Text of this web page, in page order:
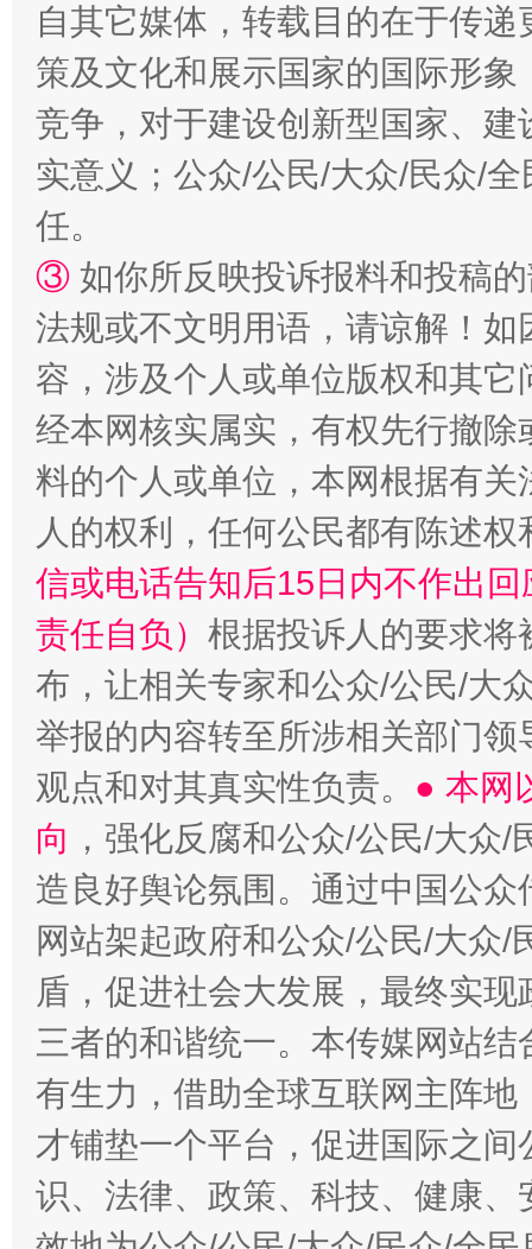
自其它媒体，转载目的在于传
策及文化和展示国家的国际形
竞争，对于建设创新型国家、
实意义；公众/公民/大众/民众/
任。
③ 如你所反映投诉报料和投稿
法规或不文明用语，请谅解！
容，涉及个人或单位版权和其它
经本网核实属实，有权先行撤
料的个人或单位，本网根据有
人的权利，任何公民都有陈述
信或电话告知后15日内不作出
责任自负） 根据投诉人的要求将
布，让相关专家和公众/公民/大
举报的内容转至所涉相关部门
观点和对其真实性负责。 ● 本网
向 ，强化反腐和公众/公民/大众
造良好舆论氛围。通过中国公
网站架起政府和公众/公民/大众
盾，促进社会大发展，最终实
三者的和谐统一。本传媒网站
有生力，借助全球互联网主阵
才铺垫一个平台，促进国际之
识、法律、政策、科技、健康